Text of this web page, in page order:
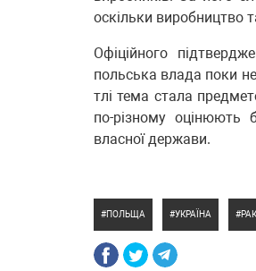
оскільки виробництво
Офіційного
польська влада поки
тлі тема стала
по-різному оцінюють
власної держави.
ПОЛЬЩА УКРАЇНА